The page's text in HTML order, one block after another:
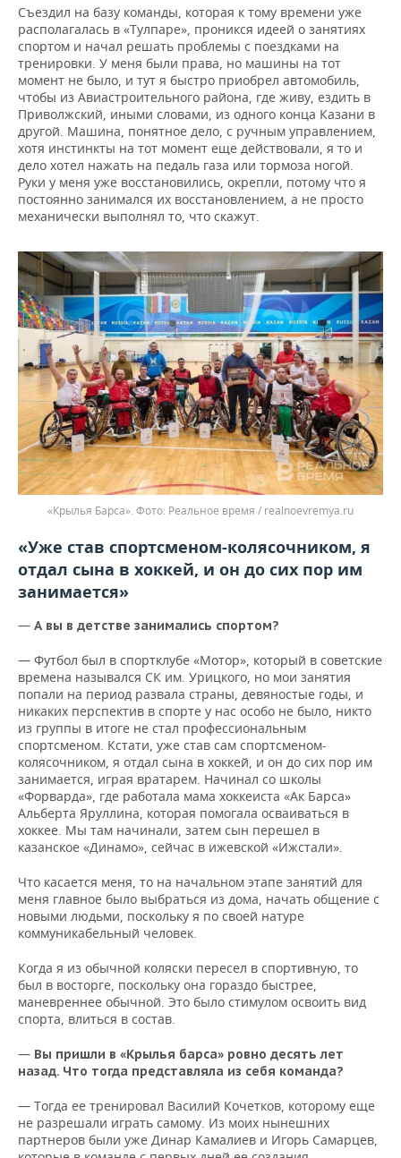
Съездил на базу команды, которая к тому времени уже
располагалась в «Тулпаре», проникся идеей о занятиях
спортом и начал решать проблемы с поездками на
тренировки. У меня были права, но машины на тот
момент не было, и тут я быстро приобрел автомобиль,
чтобы из Авиастроительного района, где живу, ездить в
Приволжский, иными словами, из одного конца Казани в
другой. Машина, понятное дело, с ручным управлением,
хотя инстинкты на тот момент еще действовали, я то и
дело хотел нажать на педаль газа или тормоза ногой.
Руки у меня уже восстановились, окрепли, потому что я
постоянно занимался их восстановлением, а не просто
механически выполнял то, что скажут.
«Крылья Барса». Реальное время / realnoevremya.ru
«Уже став спортсменом-колясочником, я
отдал сына в хоккей, и он до сих пор им
занимается»
— А вы в детстве занимались спортом?
— Футбол был в спортклубе «Мотор», который в советские
времена назывался СК им. Урицкого, но мои занятия
попали на период развала страны, девяностые годы, и
никаких перспектив в спорте у нас особо не было, никто
из группы в итоге не стал профессиональным
спортсменом. Кстати, уже став сам спортсменом-
колясочником, я отдал сына в хоккей, и он до сих пор им
занимается, играя вратарем. Начинал со школы
«Форварда», где работала мама хоккеиста «Ак Барса»
Альберта Яруллина, которая помогала осваиваться в
хоккее. Мы там начинали, затем сын перешел в
казанское «Динамо», сейчас в ижевской «Ижстали».
Что касается меня, то на начальном этапе занятий для
меня главное было выбраться из дома, начать общение с
новыми людьми, поскольку я по своей натуре
коммуникабельный человек.
Когда я из обычной коляски пересел в спортивную, то
был в восторге, поскольку она гораздо быстрее,
маневреннее обычной. Это было стимулом освоить вид
спорта, влиться в состав.
— Вы пришли в «Крылья барса» ровно десять лет
назад. Что тогда представляла из себя команда?
— Тогда ее тренировал Василий Кочетков, которому еще
не разрешали играть самому. Из моих нынешних
партнеров были уже Динар Камалиев и Игорь Самарцев,